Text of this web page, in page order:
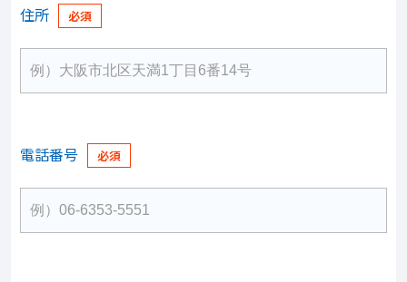
住所
電話番号